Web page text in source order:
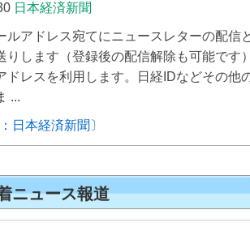
日本経済新聞
ルアドレス宛てにニュースレターの配信
りします（登録後の配信解除も可能です
ドレスを利用します。日経IDなどその他
...
日本経済新聞〕
ニュース報道